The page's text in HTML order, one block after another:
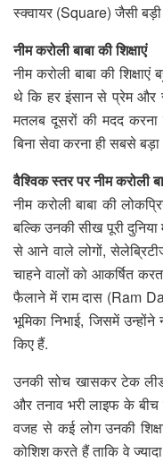
स्क्वायर (Square) जैसी
नीम करोली बाबा की शिक्षाएं
नीम करोली बाबा की
थे कि हर इंसान से प्रेम और
मतलब दूसरों की मदद
बिना सेवा करना ही सबसे बड़ा
वैश्विक स्तर पर नीम करोली
नीम करोली बाबा की
बल्कि उनकी सीख पूरी
से आने वाले लोगों,
चाहने वालों को आकर्षित
फैलाने में राम दास (Ram
भूमिका निभाई, जिसमें
किए हैं.
उनकी सोच खासकर टेक
और तनाव भरी लाइफ के बीच
वजह से कई लोग उनकी
कोशिश करते हैं ताकि वे